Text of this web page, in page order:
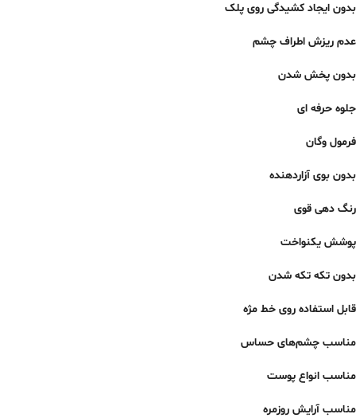
بدون ایجاد کشیدگی روی پلک
عدم ریزش اطراف چشم
بدون پخش شدن
جلوه حرفه ای
فرمول وگان
بدون بوی آزاردهنده
رنگ دهی قوی
پوشش یکنواخت
بدون تکه تکه شدن
قابل استفاده روی خط مژه
مناسب چشم‌های حساس
مناسب انواع پوست
مناسب آرایش روزمره